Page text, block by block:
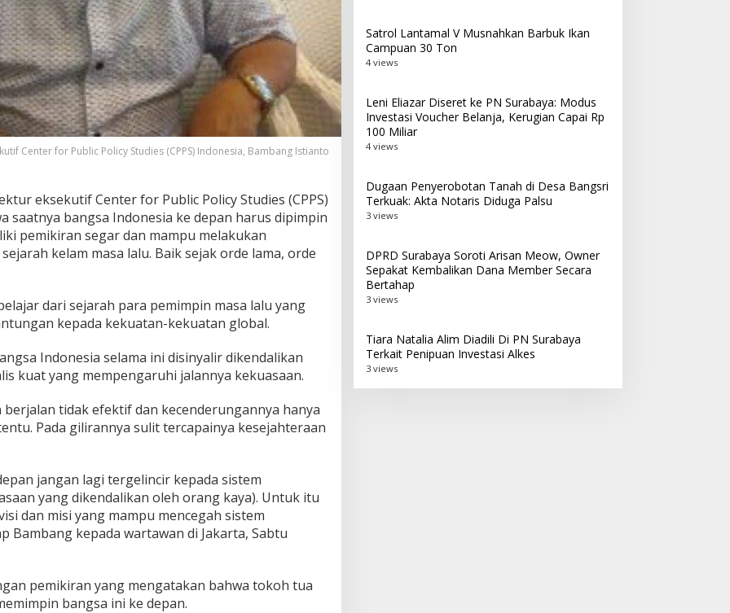
Center for Public Policy Studies (CPPS) Indonesia, Bambang Istianto
eksekutif Center for Public Policy Studies (CPPS)
saatnya bangsa Indonesia ke depan harus dipimpin
pemikiran segar dan mampu melakukan
kelam masa lalu. Baik sejak orde lama, orde
dari sejarah para pemimpin masa lalu yang
kepada kekuatan-kekuatan global.
Indonesia selama ini disinyalir dikendalikan
kuat yang mempengaruhi jalannya kekuasaan.
tidak efektif dan kecenderungannya hanya
Pada gilirannya sulit tercapainya kesejahteraan
jangan lagi tergelincir kepada sistem
yang dikendalikan oleh orang kaya). Untuk itu
dan misi yang mampu mencegah sistem
Bambang kepada wartawan di Jakarta, Sabtu
pemikiran yang mengatakan bahwa tokoh tua
bangsa ini ke depan.
Satrol Lantamal V Musnahkan Barbuk Ikan
Campuan 30 Ton
4 views
Leni Eliazar Diseret ke PN Surabaya: Modus
Investasi Voucher Belanja, Kerugian Capai Rp
100 Miliar
4 views
Dugaan Penyerobotan Tanah di Desa Bangsri
Terkuak: Akta Notaris Diduga Palsu
3 views
DPRD Surabaya Soroti Arisan Meow, Owner
Sepakat Kembalikan Dana Member Secara
Bertahap
3 views
Tiara Natalia Alim Diadili Di PN Surabaya
Terkait Penipuan Investasi Alkes
3 views